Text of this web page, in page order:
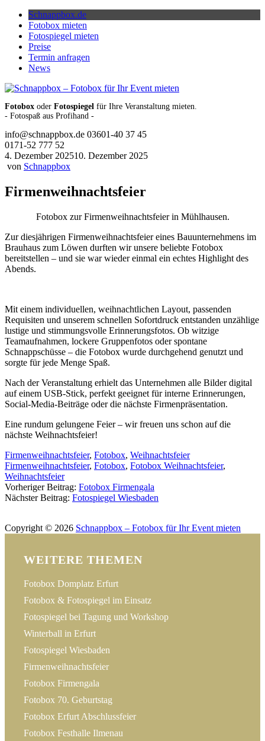
Skip
content
Schnappbox.de
Fotobox mieten
Fotospiegel mieten
Preise
Termin anfragen
News
Fotobox oder Fotospiegel für Ihre Veranstaltung mieten.
- Fotospaß aus Profihand -
info@schnappbox.de 03601-40 37 45
0171-52 777 52
4. Dezember 202510. Dezember 2025
von Schnappbox
Firmenweihnachtsfeier
Fotobox zur Firmenweihnachtsfeier in Mühlhausen.
Zur diesjährigen Firmenweihnachtsfeier eines Bauunternehmens im
Brauhaus zum Löwen durften wir unsere beliebte Fotobox
bereitstellen – und sie war wieder einmal ein echtes Highlight des
Abends.
Mit einem individuellen, weihnachtlichen Layout, passenden
Requisiten und unserem schnellen Sofortdruck entstanden unzählige
lustige und stimmungsvolle Erinnerungsfotos. Ob witzige
Teamaufnahmen, lockere Gruppenfotos oder spontane
Schnappschüsse – die Fotobox wurde durchgehend genutzt und
sorgte für jede Menge Spaß.
Nach der Veranstaltung erhielt das Unternehmen alle Bilder digital
auf einem USB-Stick, perfekt geeignet für interne Erinnerungen,
Social-Media-Beiträge oder die nächste Firmenpräsentation.
Eine rundum gelungene Feier – wir freuen uns schon auf die
nächste Weihnachtsfeier!
Firmenweihnachtsfeier, Fotobox, Weihnachtsfeier
Firmenweihnachtsfeier, Fotobox, Fotobox Weihnachtsfeier,
Weihnachtsfeier
Post
navigation
Vorheriger Beitrag: Fotobox Firmengala
Nächster Beitrag: Fotospiegel Wiesbaden
Copyright © 2026 Schnappbox – Fotobox für Ihr Event mieten
WEITERE THEMEN
Fotobox Domplatz Erfurt
Fotobox & Fotospiegel im Einsatz
Fotospiegel bei Tagung und Workshop
Winterball in Erfurt
Fotospiegel Wiesbaden
Firmenweihnachtsfeier
Fotobox Firmengala
Fotobox 70. Geburtstag
Fotobox Erfurt Abschlussfeier
Fotobox Festhalle Ilmenau